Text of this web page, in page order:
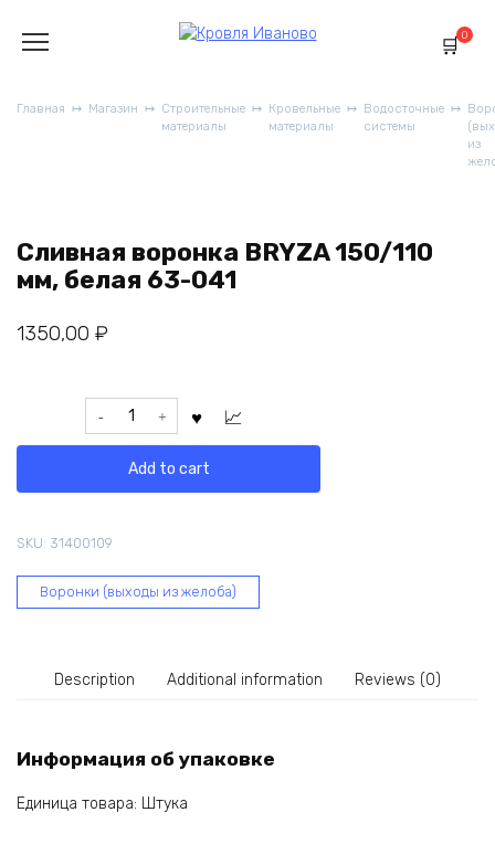
содержанию
0
Главная Магазин
Строительные
материалы
Кровельные
материалы
Водосточные
системы
из
Сливная воронка BRYZA 150/110
мм, белая 63-041
1350,00 ₽
Сливная
воронка
150/110
63-
quantity
Add to cart
SKU: 31400109
Воронки (выходы из желоба)
Description Additional information Reviews (0)
Информация об упаковке
Единица товара: Штука